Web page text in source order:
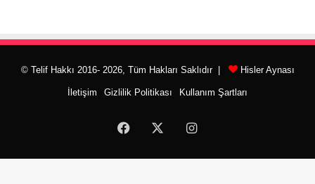
© Telif Hakkı 2016- 2026, Tüm Hakları Saklıdır | Hisler Aynası
İletişim Gizlilik Politikası Kullanım Şartları
Facebook Instagram